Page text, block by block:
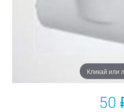
Кликай или
50